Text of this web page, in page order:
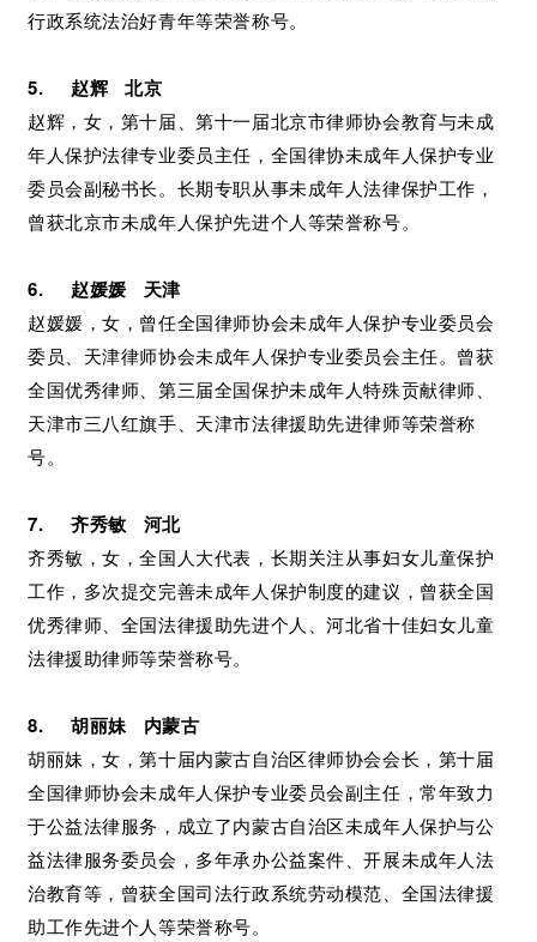
行政系统法治好青年等荣誉称号。
5. 赵辉 北京
赵辉，女，第十届、第十一届北京市律师协会教育与未成
年人保护法律专业委员主任，全国律协未成年人保护专业
委员会副秘书长。长期专职从事未成年人法律保护工作，
曾获北京市未成年人保护先进个人等荣誉称号。
6. 赵媛媛 天津
赵媛媛，女，曾任全国律师协会未成年人保护专业委员会
委员、天津律师协会未成年人保护专业委员会主任。曾获
全国优秀律师、第三届全国保护未成年人特殊贡献律师、
天津市三八红旗手、天津市法律援助先进律师等荣誉称
号。
7. 齐秀敏 河北
齐秀敏，女，全国人大代表，长期关注从事妇女儿童保护
工作，多次提交完善未成年人保护制度的建议，曾获全国
优秀律师、全国法律援助先进个人、河北省十佳妇女儿童
法律援助律师等荣誉称号。
8. 胡丽妹 内蒙古
胡丽妹，女，第十届内蒙古自治区律师协会会长，第十届
全国律师协会未成年人保护专业委员会副主任，常年致力
于公益法律服务，成立了内蒙古自治区未成年人保护与公
益法律服务委员会，多年承办公益案件、开展未成年人法
治教育等，曾获全国司法行政系统劳动模范、全国法律援
助工作先进个人等荣誉称号。